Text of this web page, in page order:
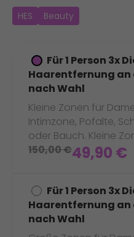
HES Beauty
Für 1 Person 3x
Haarentfernung an
nach Wahl
Kleine Zonen für
Intimzone, Pofalte,
oder Bauch. Kleine
150,00€49,90 €
Für 1 Person 3x
Haarentfernung an
nach Wahl